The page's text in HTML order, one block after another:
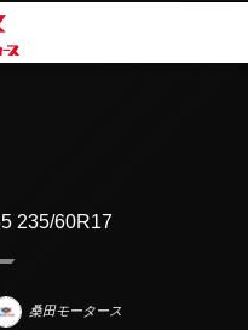
235/60R17
桑田モータース